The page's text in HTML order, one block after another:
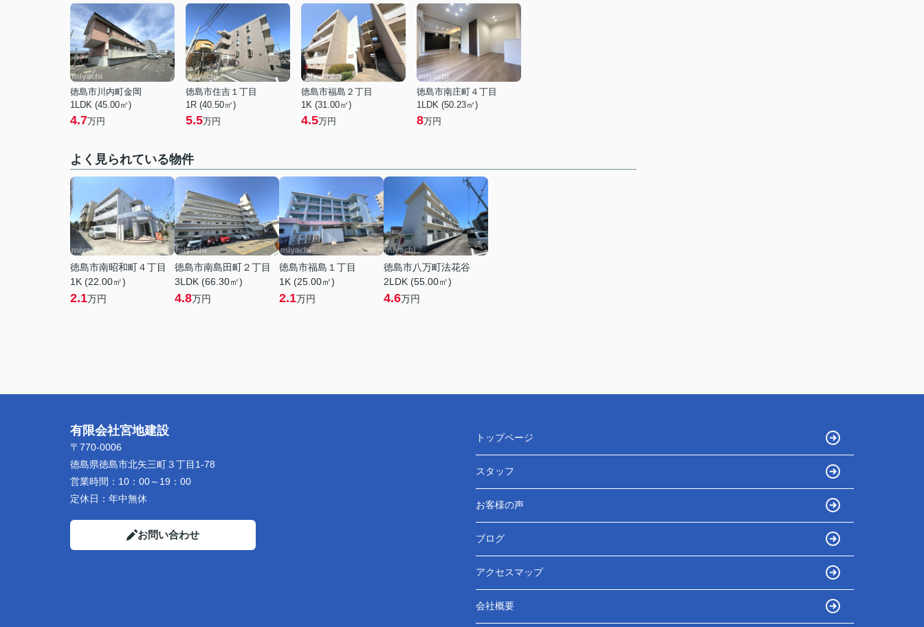
徳島市川内町金岡
1LDK (45.00㎡)
4.7万円
徳島市住吉１丁目
1R (40.50㎡)
5.5万円
徳島市福島２丁目
1K (31.00㎡)
4.5万円
徳島市南庄町４丁目
1LDK (50.23㎡)
8万円
よく見られている物件
徳島市南昭和町４丁目
1K (22.00㎡)
2.1万円
徳島市南島田町２丁目
3LDK (66.30㎡)
4.8万円
徳島市福島１丁目
1K (25.00㎡)
2.1万円
徳島市八万町法花谷
2LDK (55.00㎡)
4.6万円
有限会社宮地建設
〒770-0006
徳島県徳島市北矢三町３丁目1-78
営業時間： 10：00～19：00
定休日： 年中無休
お問い合わせ
トップページ
スタッフ
お客様の声
ブログ
アクセスマップ
会社概要